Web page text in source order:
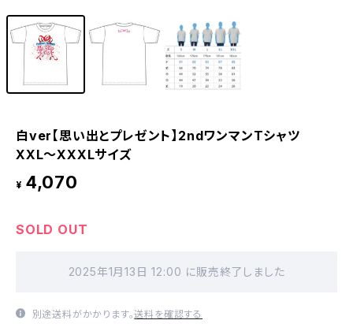
白ver【思い出とプレゼント】2ndワンマンTシャツ
XXL〜XXXLサイズ
¥ 4,070
SOLD OUT
2025年1月13日 12:00 に販売終了しました
別途送料がかかります。送料を確認する